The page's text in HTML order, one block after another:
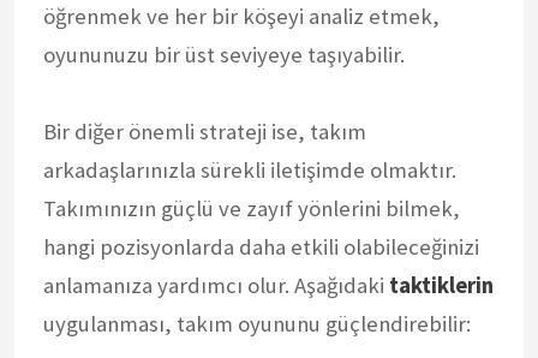
öğrenmek ve her bir köşeyi analiz etmek,
oyununuzu bir üst seviyeye taşıyabilir.
Bir diğer önemli strateji ise, takım
arkadaşlarınızla sürekli iletişimde olmaktır.
Takımınızın güçlü ve zayıf yönlerini bilmek,
hangi pozisyonlarda daha etkili olabileceğinizi
anlamanıza yardımcı olur. Aşağıdaki taktiklerin
uygulanması, takım oyununu güçlendirebilir: